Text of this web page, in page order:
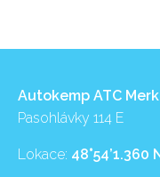
Autokemp ATC
Pasohlávky 114 E
Lokace: 48°54’1.360